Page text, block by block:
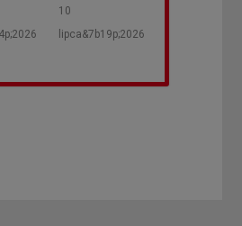
10
lipca&7b19p;2026